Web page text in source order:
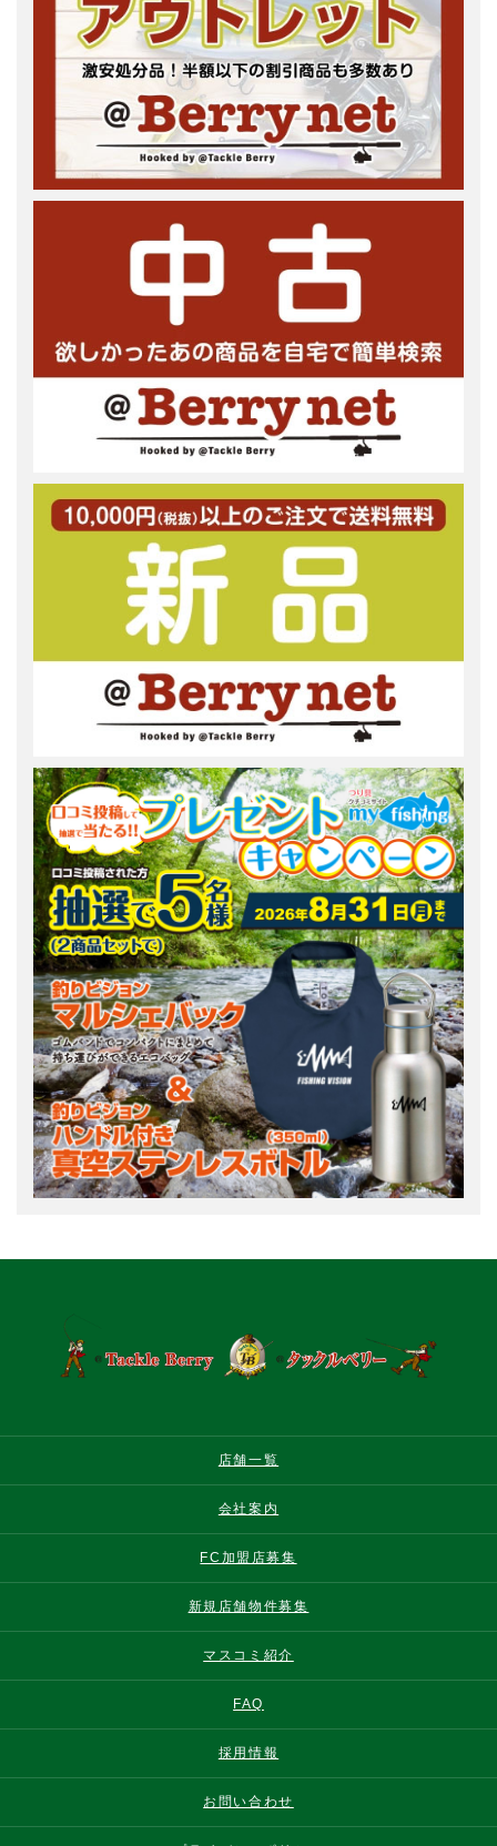
店舗一覧
会社案内
FC加盟店募集
新規店舗物件募集
マスコミ紹介
FAQ
採用情報
お問い合わせ